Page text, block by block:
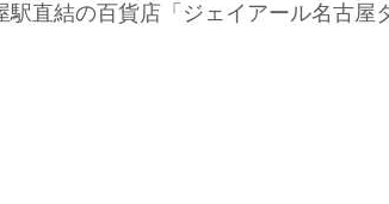
駅直結の百貨店「ジェイアール名古屋